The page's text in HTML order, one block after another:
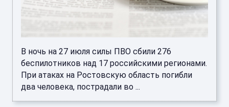
В ночь на 27 июля силы ПВО сбили 276
беспилотников над 17 российскими регионами.
При атаках на Ростовскую область погибли
два человека, пострадали во ...